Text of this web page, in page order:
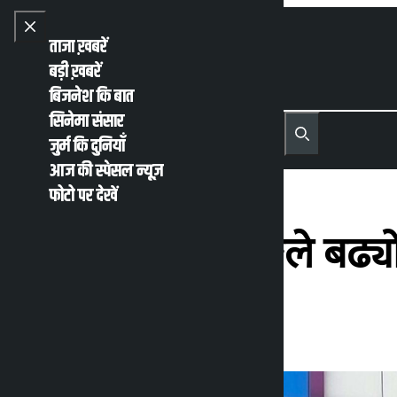
Skip to content
Close menu
ताजा ख़बरें
बड़ी ख़बरें
बिजनेश कि बात
सिनेमा संसार
जुर्म कि दुनियाँ
आज की स्पेसल न्यूज़
फोटो पर देखें
Open main menu
MENU Recent NewsTrending News
Search
शेयर बजार १९ अङ्कले